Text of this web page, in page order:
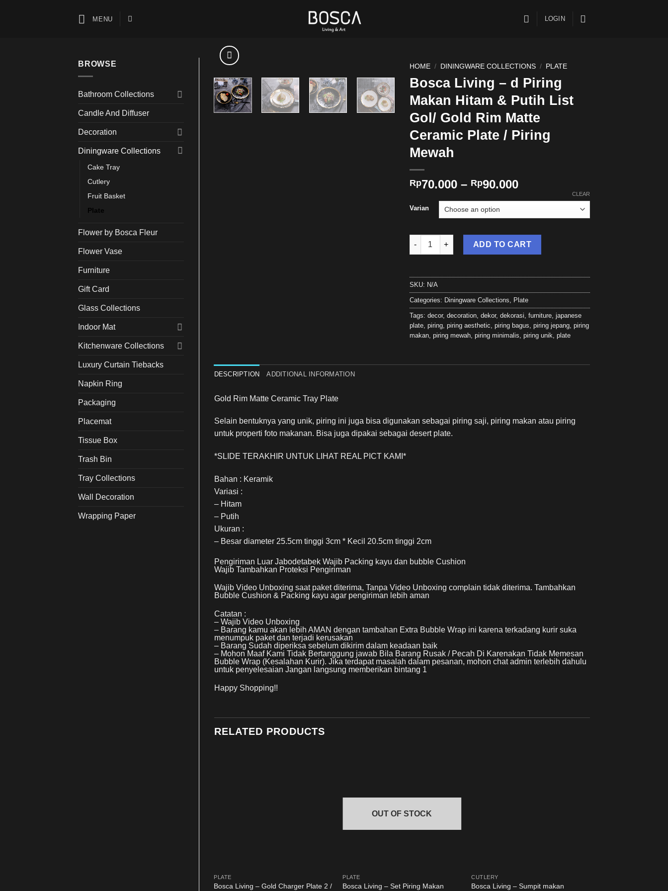
MENU LOGIN
BROWSE
Bathroom Collections
Candle And Diffuser
Decoration
Diningware Collections
Cake Tray
Cutlery
Fruit Basket
Plate
Flower by Bosca Fleur
Flower Vase
Furniture
Gift Card
Glass Collections
Indoor Mat
Kitchenware Collections
Luxury Curtain Tiebacks
Napkin Ring
Packaging
Placemat
Tissue Box
Trash Bin
Tray Collections
Wall Decoration
Wrapping Paper
HOME / DININGWARE COLLECTIONS / PLATE
Bosca Living – d Piring
Makan Hitam & Putih List
Gol/ Gold Rim Matte
Ceramic Plate / Piring
Mewah
Rp70.000– Rp90.000
Varian
CLEAR
Bosca Living - d Piring Makan Hitam & Putih List Gol/ Gold Rim Matte
ADD TO CART
SKU: N/A
Categories: Diningware Collections Plate
Tags: decor, decoration, dekor, dekorasi furniture, japanese
plate, piring, piring aesthetic piring bagus piring jepang, piring
makan, piring mewah, piring minimalis piring unik plate
DESCRIPTION ADDITIONAL INFORMATION
Gold Rim Matte Ceramic Tray Plate
Selain bentuknya yang unik, piring ini juga bisa digunakan sebagai piring saji, piring makan atau piring
untuk properti foto makanan. Bisa juga dipakai sebagai desert plate.
*SLIDE TERAKHIR UNTUK LIHAT REAL PICT KAMI*
Bahan : Keramik
Variasi :
– Hitam
– Putih
Ukuran :
– Besar diameter 25.5cm tinggi 3cm * Kecil 20.5cm tinggi 2cm
Pengiriman Luar Jabodetabek Wajib Packing kayu dan bubble Cushion
Wajib Tambahkan Proteksi Pengiriman
Wajib Video Unboxing saat paket diterima, Tanpa Video Unboxing complain tidak diterima. Tambahkan
Bubble Cushion & Packing kayu agar pengiriman lebih aman
Catatan :
– Wajib Video Unboxing
– Barang kamu akan lebih AMAN dengan tambahan Extra Bubble Wrap ini karena terkadang kurir suka
menumpuk paket dan terjadi kerusakan
– Barang Sudah diperiksa sebelum dikirim dalam keadaan baik
– Mohon Maaf Kami Tidak Bertanggung jawab Bila Barang Rusak / Pecah Di Karenakan Tidak Memesan
Bubble Wrap (Kesalahan Kurir). Jika terdapat masalah dalam pesanan, mohon chat admin terlebih dahulu
untuk penyelesaian Jangan langsung memberikan bintang 1
Happy Shopping!!
RELATED PRODUCTS
PLATE
Bosca Living – Gold Charger Plate 2 /
OUT OF STOCK
PLATE
Bosca Living – Set Piring Makan
CUTLERY
Bosca Living – Sumpit makan